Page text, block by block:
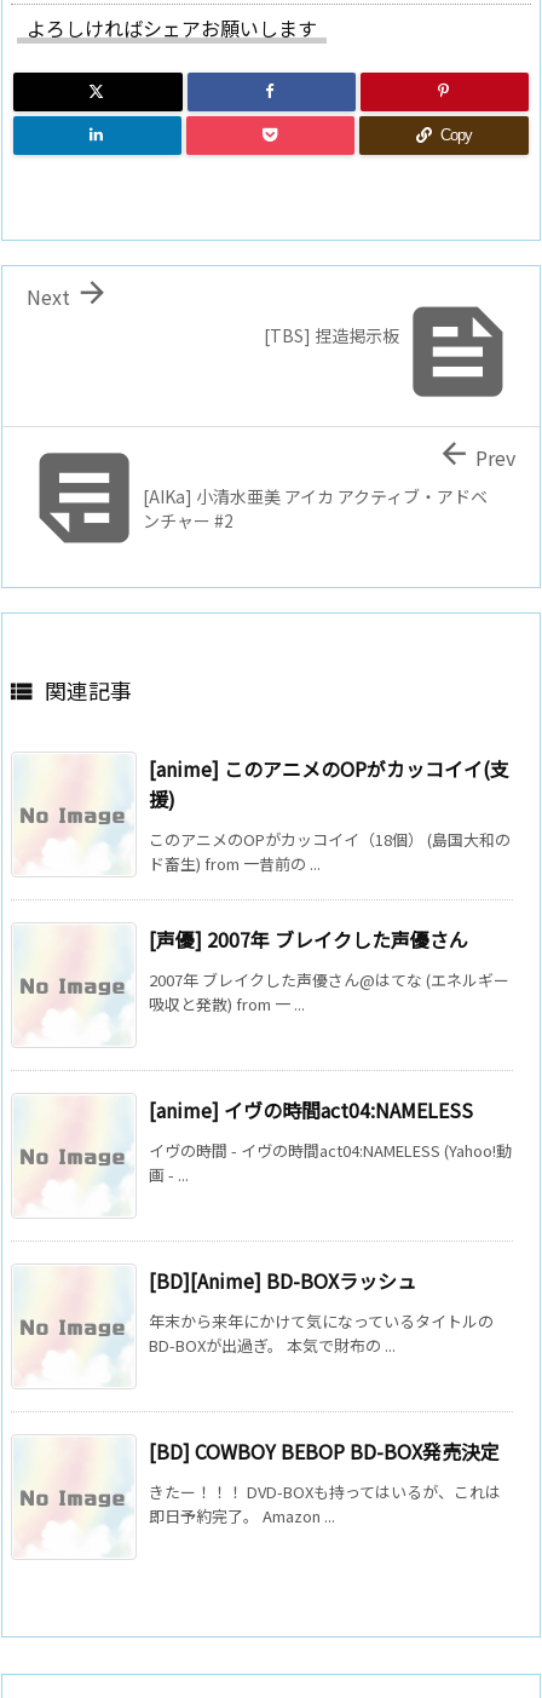
よろしければシェアお願いします
Copy

[TBS] 捏造掲示板

Next
[AIKa] 小清水亜美 アイカ アクティブ・アドベ
ンチャー #2
 Prev
 関連記事
[anime] このアニメのOPがカッコイイ(支
援)
このアニメのOPがカッコイイ（18個） (島国大和の
ド畜生) from 一昔前の ...
[声優] 2007年 ブレイクした声優さん
2007年 ブレイクした声優さん@はてな (エネルギー
吸収と発散) from 一 ...
[anime] イヴの時間act04:NAMELESS
イヴの時間 - イヴの時間act04:NAMELESS (Yahoo!動
画 - ...
[BD][Anime] BD-BOXラッシュ
年末から来年にかけて気になっているタイトルの
BD-BOXが出過ぎ。 本気で財布の ...
[BD] COWBOY BEBOP BD-BOX発売決定
きたー！！！ DVD-BOXも持ってはいるが、これは
即日予約完了。 Amazon ...